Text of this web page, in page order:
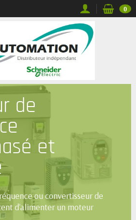
0
de
et
ou convertisseur de
d'alimenter un moteur